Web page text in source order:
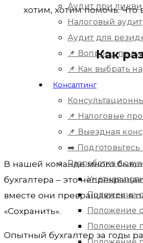
Аудит при
Налоговый аудит
Аудит для
📌 Вопросы по
📌 Как выбрать
Консалтинг
📌 Налоговые
📌 Выездная
➡️
Разработка
Учетная
Положение
Положение
Положение
хотим, хотим помочь.
Как
В нашей команде много
бухгалтера – это
вместе они превращаются в
«Сохранить».
Опытный бухгалтер за годы